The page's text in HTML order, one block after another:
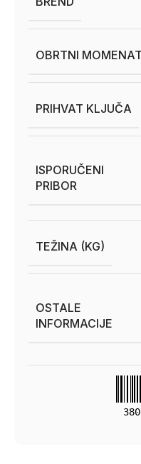
OBRTNI
PRIHVAT KLJUČA
ISPORUČENI
PRIBOR
TEŽINA (KG)
OSTALE
INFORMACIJE